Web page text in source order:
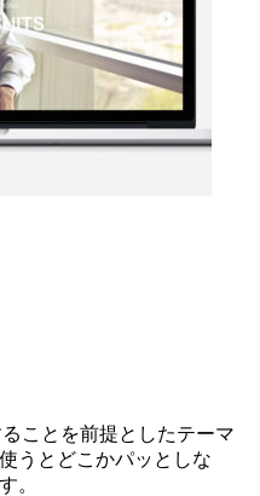
ことを前提としたテーマ
うとどこかパッとしな
。